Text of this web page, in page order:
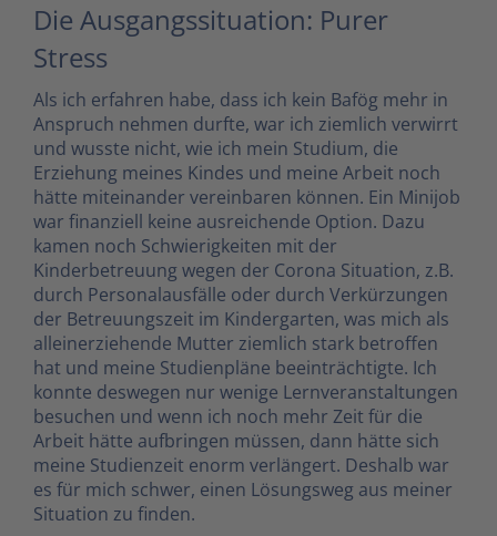
Die Ausgangssituation: Purer
Stress
Als ich erfahren habe, dass ich kein Bafög mehr in
Anspruch nehmen durfte, war ich ziemlich verwirrt
und wusste nicht, wie ich mein Studium, die
Erziehung meines Kindes und meine Arbeit noch
hätte miteinander vereinbaren können. Ein Minijob
war finanziell keine ausreichende Option. Dazu
kamen noch Schwierigkeiten mit der
Kinderbetreuung wegen der Corona Situation, z.B.
durch Personalausfälle oder durch Verkürzungen
der Betreuungszeit im Kindergarten, was mich als
alleinerziehende Mutter ziemlich stark betroffen
hat und meine Studienpläne beeinträchtigte. Ich
konnte deswegen nur wenige Lernveranstaltungen
besuchen und wenn ich noch mehr Zeit für die
Arbeit hätte aufbringen müssen, dann hätte sich
meine Studienzeit enorm verlängert. Deshalb war
es für mich schwer, einen Lösungsweg aus meiner
Situation zu finden.